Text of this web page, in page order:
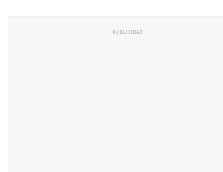
PUBLICIDAD